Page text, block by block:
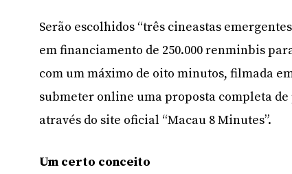
Serão escolhidos “três cineastas
em financiamento de 250.000 renminbis
com um máximo de oito minutos, filmada
submeter online uma proposta completa
através do site oficial “Macau 8 Minutes”.
Um certo conceito